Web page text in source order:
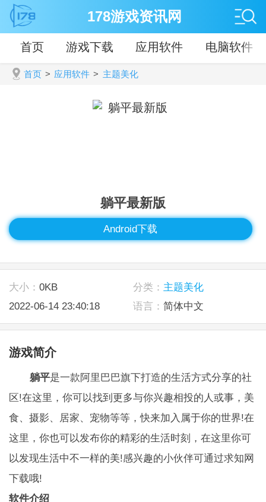
178游戏资讯网
首页 游戏下载 应用软件 电脑软件
首页 > 应用软件 > 主题美化
躺平最新版
Android下载
大小： 0KB 分类： 主题美化
2022-06-14 23:40:18
语言： 简体中文
游戏简介
躺平是一款阿里巴巴旗下打造的生活方式分享的社
区!在这里，你可以找到更多与你兴趣相投的人或事，美
食、摄影、居家、宠物等等，快来加入属于你的世界!在
这里，你也可以发布你的精彩的生活时刻，在这里你可
以发现生活中不一样的美!感兴趣的小伙伴可通过求知网
下载哦!
软件介绍